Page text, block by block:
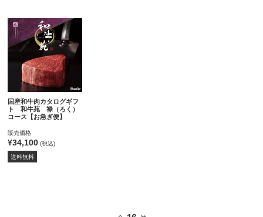
国産和牛肉カタログギフ
ト 和牛苑 禄（ろく）
コース【お急ぎ便】
販売価格
¥34,100 (税込)
送料無料